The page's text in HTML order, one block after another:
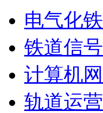
电气化
铁道信号
计算机
轨道运